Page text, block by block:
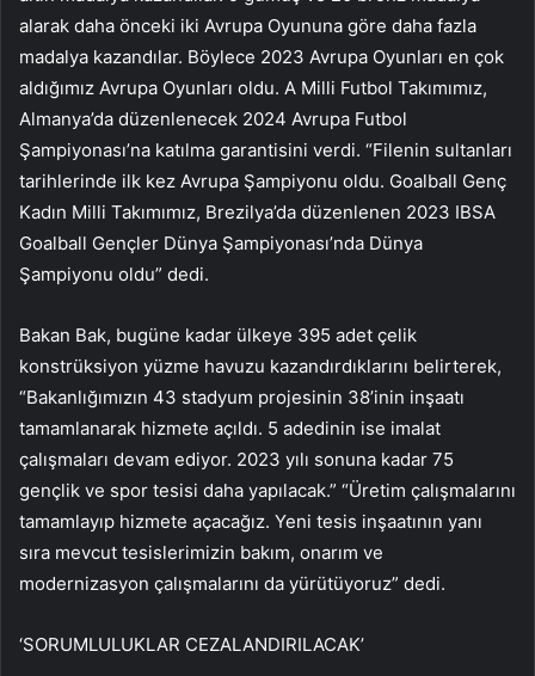
alarak daha önceki iki Avrupa Oyununa göre daha fazla
madalya kazandılar. Böylece 2023 Avrupa Oyunları en çok
aldığımız Avrupa Oyunları oldu. A Milli Futbol Takımımız,
Almanya’da düzenlenecek 2024 Avrupa Futbol
Şampiyonası’na katılma garantisini verdi. “Filenin sultanları
tarihlerinde ilk kez Avrupa Şampiyonu oldu. Goalball Genç
Kadın Milli Takımımız, Brezilya’da düzenlenen 2023 IBSA
Goalball Gençler Dünya Şampiyonası’nda Dünya
Şampiyonu oldu” dedi.
Bakan Bak, bugüne kadar ülkeye 395 adet çelik
konstrüksiyon yüzme havuzu kazandırdıklarını belirterek,
“Bakanlığımızın 43 stadyum projesinin 38’inin inşaatı
tamamlanarak hizmete açıldı. 5 adedinin ise imalat
çalışmaları devam ediyor. 2023 yılı sonuna kadar 75
gençlik ve spor tesisi daha yapılacak.” “Üretim çalışmalarını
tamamlayıp hizmete açacağız. Yeni tesis inşaatının yanı
sıra mevcut tesislerimizin bakım, onarım ve
modernizasyon çalışmalarını da yürütüyoruz” dedi.
‘SORUMLULUKLAR CEZALANDIRILACAK’